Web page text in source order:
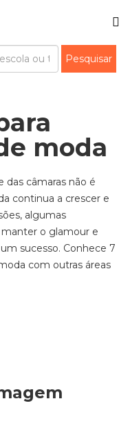
moda
das câmaras não é
continua a crescer e
algumas
manter o glamour e
sucesso. Conhece 7
com outras áreas